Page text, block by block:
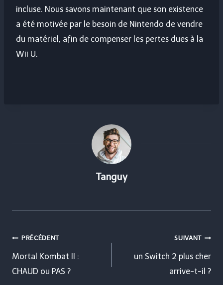
incluse. Nous savons maintenant que son existence
a été motivée par le besoin de Nintendo de vendre
du matériel, afin de compenser les pertes dues à la
Wii U.
Tanguy
Navigation
de
l’article
PRÉCÉDENT
Mortal Kombat II :
CHAUD ou PAS ?
SUIVANT
un Switch 2 plus cher
arrive-t-il ?